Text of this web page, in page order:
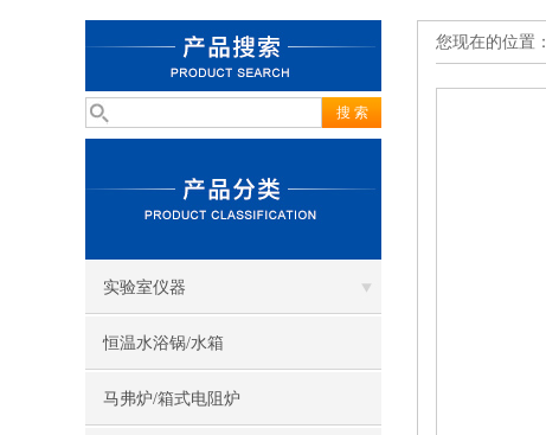
实验室仪器
恒温水浴锅/水箱
马弗炉/箱式电阻炉
您现在的位置：